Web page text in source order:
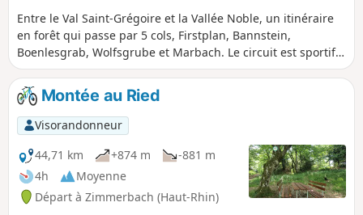
Entre le Val Saint-Grégoire et la Vallée Noble, un itinéraire
en forêt qui passe par 5 cols, Firstplan, Bannstein,
Boenlesgrab, Wolfsgrube et Marbach. Le circuit est sportif
mais les pentes sont assez régulières. La descente sur
Soultzbach nécessite quelques précautions.
Montée au Ried
Visorandonneur
44,71 km
+874 m
-881 m
4h
Moyenne
Départ à Zimmerbach (Haut-Rhin)